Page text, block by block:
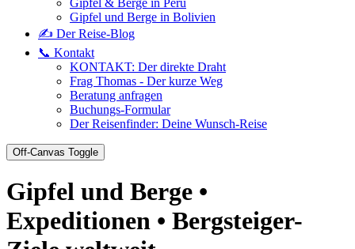
Gipfel & Berge in Peru
Gipfel und Berge in Bolivien
✍️ Der Reise-Blog
📞 Kontakt
KONTAKT: Der direkte Draht
Frag Thomas - Der kurze Weg
Beratung anfragen
Buchungs-Formular
Der Reisenfinder: Deine Wunsch-Reise
Off-Canvas Toggle
Gipfel und Berge •
Expeditionen • Bergsteiger-